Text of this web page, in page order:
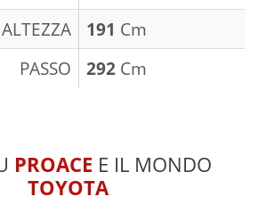
ALTEZZA
191 Cm
PASSO
292 Cm
PROACE E IL MONDO
TOYOTA